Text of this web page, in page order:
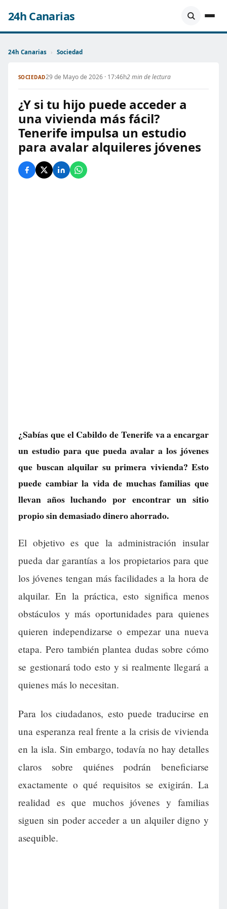
24h Canarias
24h Canarias › Sociedad
SOCIEDAD29 de Mayo de 2026 · 17:46h2 min de lectura
¿Y si tu hijo puede acceder a
una vivienda más fácil?
Tenerife impulsa un estudio
para avalar alquileres jóvenes
¿Sabías que el Cabildo de Tenerife va a encargar
un estudio para que pueda avalar a los jóvenes
que buscan alquilar su primera vivienda? Esto
puede cambiar la vida de muchas familias que
llevan años luchando por encontrar un sitio
propio sin demasiado dinero ahorrado.
El objetivo es que la administración insular
pueda dar garantías a los propietarios para que
los jóvenes tengan más facilidades a la hora de
alquilar. En la práctica, esto significa menos
obstáculos y más oportunidades para quienes
quieren independizarse o empezar una nueva
etapa. Pero también plantea dudas sobre cómo
se gestionará todo esto y si realmente llegará a
quienes más lo necesitan.
Para los ciudadanos, esto puede traducirse en
una esperanza real frente a la crisis de vivienda
en la isla. Sin embargo, todavía no hay detalles
claros sobre quiénes podrán beneficiarse
exactamente o qué requisitos se exigirán. La
realidad es que muchos jóvenes y familias
siguen sin poder acceder a un alquiler digno y
asequible.